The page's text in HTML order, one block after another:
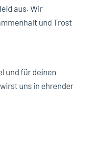
aus. Wir
und Trost
und für deinen
uns in ehrender